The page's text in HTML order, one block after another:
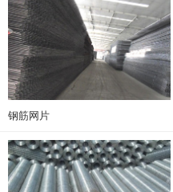
钢筋网片